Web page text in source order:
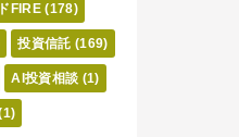
FIRE (178)
投資信託 (169)
AI投資相談 (1)